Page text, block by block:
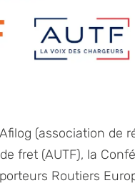
(association de
fret (AUTF), la
Routiers